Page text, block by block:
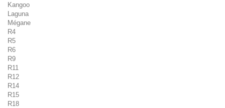
Kangoo
Laguna
Mégane
R4
R5
R6
R9
R11
R12
R14
R15
R18